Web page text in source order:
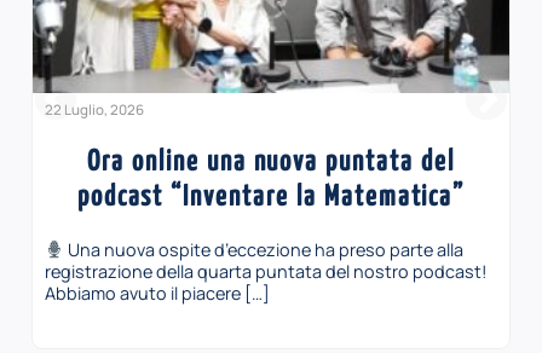
22 Luglio, 2026
Ora online una nuova puntata del
podcast “Inventare la Matematica”
Una nuova ospite d’eccezione ha preso parte alla
registrazione della quarta puntata del nostro podcast!
Abbiamo avuto il piacere […]